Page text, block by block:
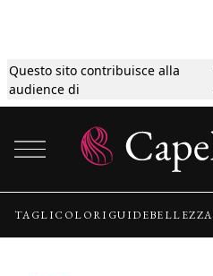
Questo sito contribuisce alla
audience di
Tagli
Colori
Guide
TAGLICOLORI GUIDEBELLEZZA